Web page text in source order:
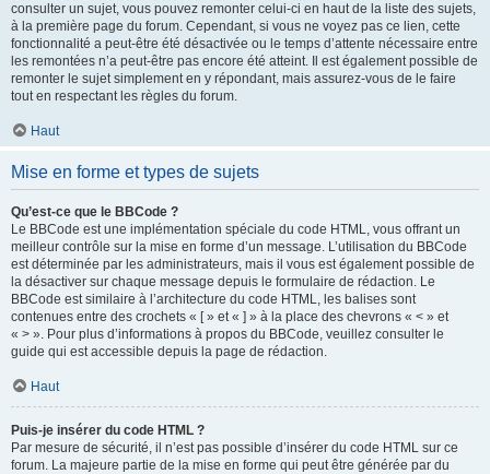
consulter un sujet, vous pouvez remonter celui-ci en haut de la liste des sujets,
à la première page du forum. Cependant, si vous ne voyez pas ce lien, cette
fonctionnalité a peut-être été désactivée ou le temps d’attente nécessaire entre
les remontées n’a peut-être pas encore été atteint. Il est également possible de
remonter le sujet simplement en y répondant, mais assurez-vous de le faire
tout en respectant les règles du forum.
Haut
Mise en forme et types de sujets
Qu’est-ce que le BBCode ?
Le BBCode est une implémentation spéciale du code HTML, vous offrant un
meilleur contrôle sur la mise en forme d’un message. L’utilisation du BBCode
est déterminée par les administrateurs, mais il vous est également possible de
la désactiver sur chaque message depuis le formulaire de rédaction. Le
BBCode est similaire à l’architecture du code HTML, les balises sont
contenues entre des crochets « [ » et « ] » à la place des chevrons « < » et
« > ». Pour plus d’informations à propos du BBCode, veuillez consulter le
guide qui est accessible depuis la page de rédaction.
Haut
Puis-je insérer du code HTML ?
Par mesure de sécurité, il n’est pas possible d’insérer du code HTML sur ce
forum. La majeure partie de la mise en forme qui peut être générée par du